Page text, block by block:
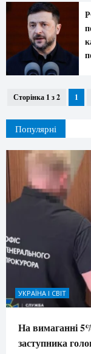
Сторінка 1 з 2 1
Популярні
УКРАЇНА І СВІТ
На вимаганні
заступника